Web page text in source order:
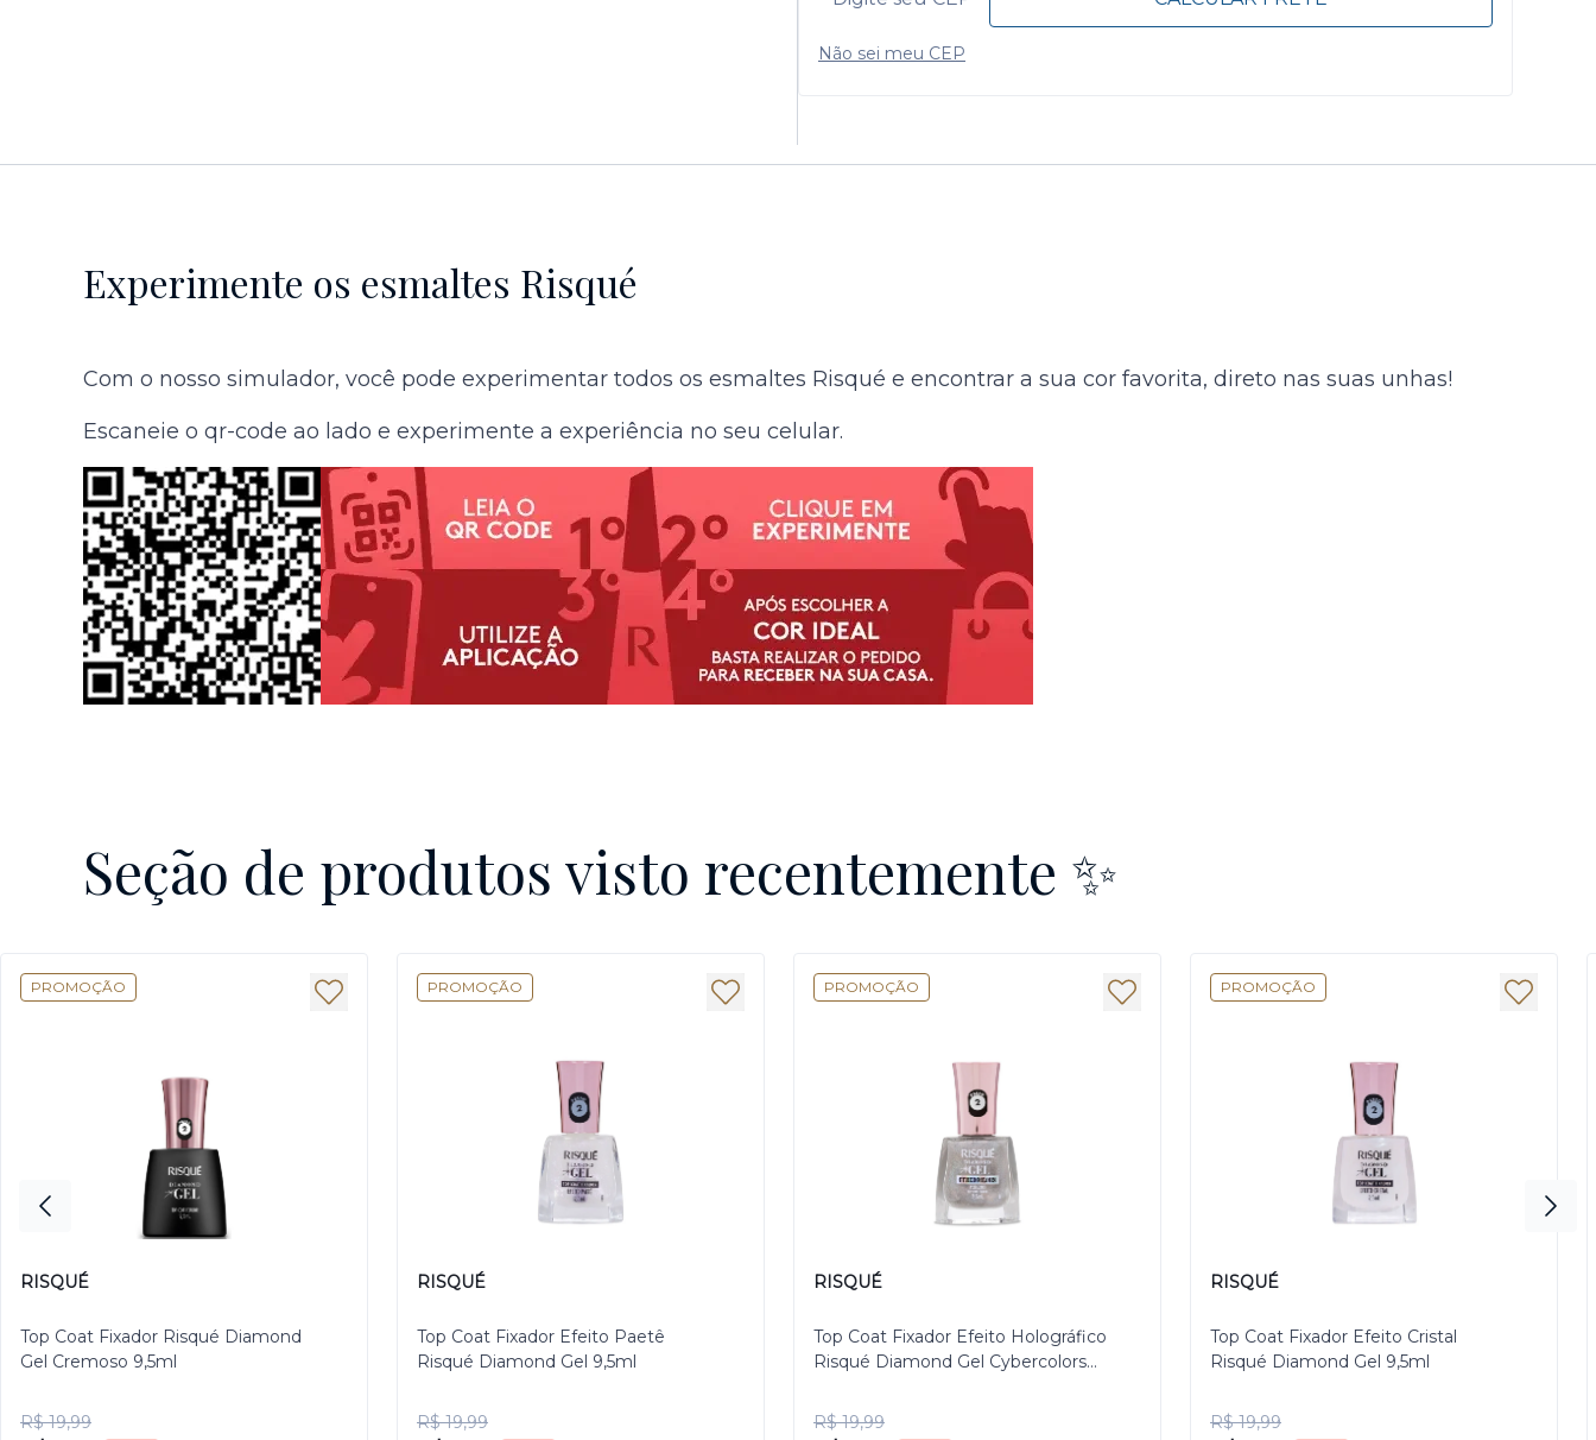
Não sei meu CEP
Experimente os esmaltes Risqué
Com o nosso simulador, você pode experimentar todos os esmaltes Risqué e encontrar a sua cor favorita, direto nas suas unhas!
Escaneie o qr-code ao lado e experimente a experiência no seu celular.
Seção de produtos visto recentemente ✨
PROMOÇÃO
RISQUÉ
Top Coat Fixador Risqué Diamond
Gel Cremoso 9,5ml
R$ 19,99
PROMOÇÃO
RISQUÉ
Top Coat Fixador Efeito Paetê
Risqué Diamond Gel 9,5ml
R$ 19,99
PROMOÇÃO
RISQUÉ
Top Coat Fixador Efeito Holográfico
Risqué Diamond Gel Cybercolors
R$ 19,99
PROMOÇÃO
RISQUÉ
Top Coat Fixador Efeito Cristal
Risqué Diamond Gel 9,5ml
R$ 19,99